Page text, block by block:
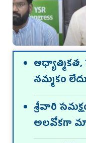
ఆధ్యాత్మికత,
నమ్మకం లేదు
శ్రీవారి
అలవోకగా